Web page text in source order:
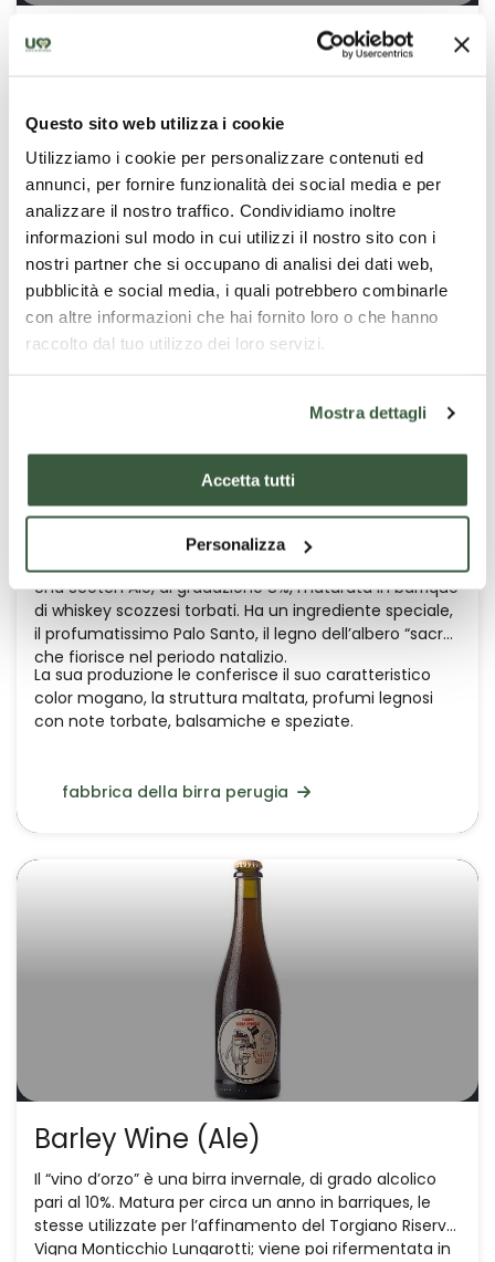
Questo sito web utilizza i cookie
Utilizziamo i cookie per personalizzare contenuti ed
annunci, per fornire funzionalità dei social media e per
analizzare il nostro traffico. Condividiamo inoltre
informazioni sul modo in cui utilizzi il nostro sito con i
nostri partner che si occupano di analisi dei dati web,
pubblicità e social media, i quali potrebbero combinarle
con altre informazioni che hai fornito loro o che hanno
raccolto dal tuo utilizzo dei loro servizi.
Mostra dettagli
Accetta tutti
Personalizza
Sannicolas
risultato della lavorazione di malti tostati e caramellati
e dell’aggiunta di miele e castagne in cottura. Ottima
da bere nei classici momenti natalizi in compagnia,
specialmente se accompagnata a caldarroste, frutta
secca e grigliate, che ne esaltano il gusto.
Birrificio dei perugini
Santa Ila (Scotch Ale)
Una Scotch Ale, di gradazione 8%, maturata in barrique
di whiskey scozzesi torbati. Ha un ingrediente speciale,
il profumatissimo Palo Santo, il legno dell’albero “sacro”
che fiorisce nel periodo natalizio.
La sua produzione le conferisce il suo caratteristico
color mogano, la struttura maltata, profumi legnosi
con note torbate, balsamiche e speziate.
fabbrica della birra perugia
Barley Wine (Ale)
Il “vino d’orzo” è una birra invernale, di grado alcolico
pari al 10%. Matura per circa un anno in barriques, le
stesse utilizzate per l’affinamento del Torgiano Riserva
Vigna Monticchio Lungarotti; viene poi rifermentata in